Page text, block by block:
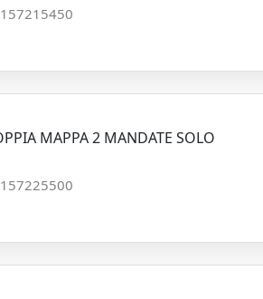
157215450
MAPPA 2 MANDATE SOLO
157225500